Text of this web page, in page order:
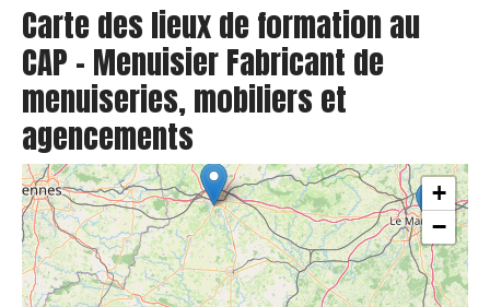
Carte des lieux de formation au
CAP - Menuisier Fabricant de
menuiseries, mobiliers et
agencements
+
−